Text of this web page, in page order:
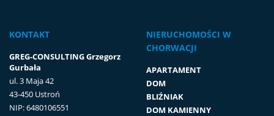
KONTAKT
GREG-CONSULTING Grzegorz
Gurbała
ul. 3 Maja 42
43-450 Ustroń
NIP: 6480106551
NIERUCHOMOŚCI W
CHORWACJI
APARTAMENT
DOM
BLIŹNIAK
DOM KAMIENNY